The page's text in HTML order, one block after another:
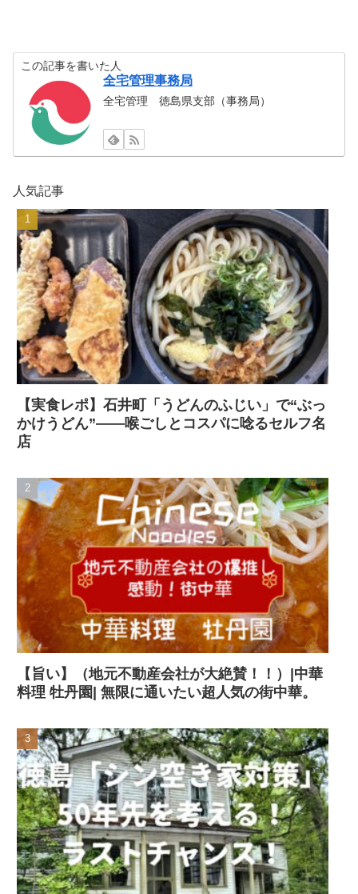
この記事を書いた人
全宅管理事務局
全宅管理 徳島県支部（事務局）
人気記事
【実食レポ】石井町「うどんのふじい」で“ぶっ
かけうどん”——喉ごしとコスパに唸るセルフ名
店
【旨い】（地元不動産会社が大絶賛！！）|中華
料理 牡丹園| 無限に通いたい超人気の街中華。